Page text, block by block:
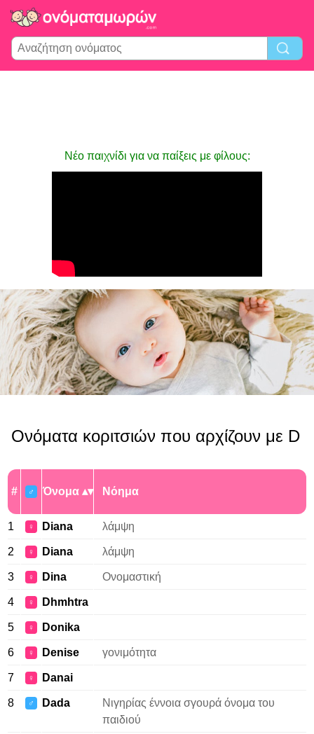
Νέο παιχνίδι για να παίξεις με φίλους:
Ονόματα κοριτσιών που αρχίζουν με D
# ♂ Όνομα Νόημα
1 ♀ Diana λάμψη
2 ♀ Diana λάμψη
3 ♀ Dina Ονομαστική
4 ♀ Dhmhtra
5 ♀ Donika
6 ♀ Denise γονιμότητα
7 ♀ Danai
8 ♂ Dada
Νιγηρίας έννοια σγουρά όνομα του
παιδιού